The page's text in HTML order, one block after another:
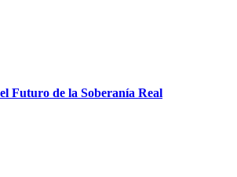
Futuro de la Soberanía Real